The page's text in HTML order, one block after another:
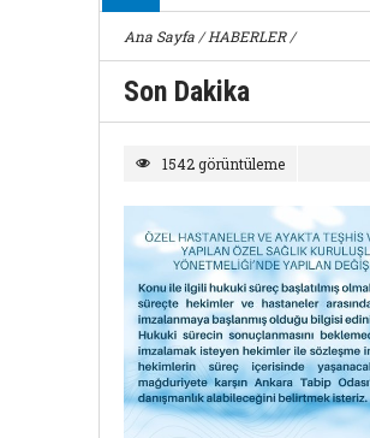
Ana Sayfa /HABERLER/
Son Dakika
1542 görüntüleme